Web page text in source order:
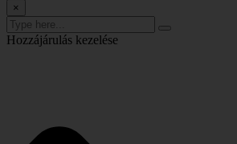
×
Hozzájárulás kezelése